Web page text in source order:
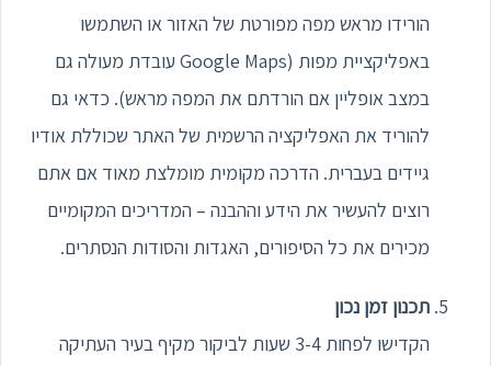
הורידו מראש מפה מפורטת של האזור או השתמשו
באפליקציית מפות (Google Maps עובדת מעולה גם
במצב אופליין אם הורדתם את המפה מראש). כדאי גם
להוריד את האפליקציה הרשמית של האתר שכוללת אודיו
גיידים בעברית. הדרכה מקומית מומלצת מאוד אם אתם
רוצים להעשיר את הידע וההבנה – המדריכים המקומיים
מכירים את כל הסיפורים, האגדות והסודות הנסתרים.
תכנון זמן נכון
הקדישו לפחות 3-4 שעות לביקור מקיף בעיר העתיקה